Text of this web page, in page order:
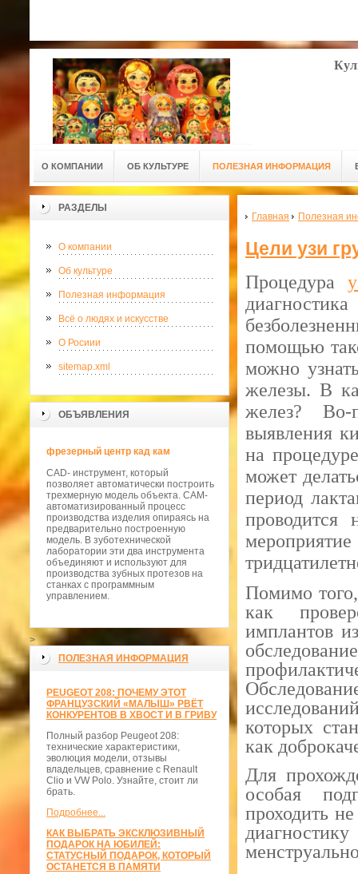
О КОМПАНИИ ОБ КУЛЬТУРЕ ПОЛЕЗНАЯ ИНФОРМАЦИЯ
РАЗДЕЛЫ
О компании
Об культуре
Полезная информация
Всё о людях и искусстве
О Росиии
sitemap.xml
ОБЪЯВЛЕНИЯ
фрезерный центр кад кам
CAD- инструмент, который
позволяет автоматически построить
трехмерную модель объекта. CAM-
автоматизированный процесс
производства изделия опираясь на
предварительно построенную
модель. В зуботехнической
лаборатории эти два инструмента
объединяют и используют для
производства зубных протезов на
станках с программным
управлением.
>
ПОЛЕЗНАЯ ИНФОРМАЦИЯ
PEUGEOT 208: ПОЧЕМУ ЭТОТ
ФРАНЦУЗСКИЙ «МАЛЫШ» РВЁТ
КОНКУРЕНТОВ В ХВОСТ И В ГРИВУ
Полный разбор Peugeot 208:
технические характеристики,
эволюция модели, отзывы
владельцев, сравнение с Renault
Clio и VW Polo. Узнайте, стоит ли
брать.
Подробнее...
КАК ВЫБРАТЬ ЭКСКЛЮЗИВНЫЙ
ПОДАРОК НА ЮБИЛЕЙ:
СТАТУСНЫЙ ПОДАРОК, КОТОРЫЙ
ОСТАНЕТСЯ В ПАМЯТИ
Главная Полезная
Цели узи
Процедура
помощью
можно
железы. В
желез? Во-
выявления
на
может
период
проводится
Помимо
как
имплантов
которых
как
Для
особая
проходить